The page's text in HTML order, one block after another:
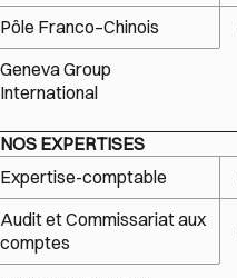
Pôle Franco–Chinois
Geneva Group
International
NOS EXPERTISES
Expertise-comptable
Audit et Commissariat aux
comptes